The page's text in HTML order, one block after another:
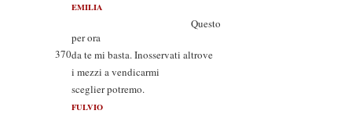
EMILIA
Questo
per ora
370da te mi basta. Inosservati altrove
i mezzi a vendicarmi
sceglier potremo.
FULVIO